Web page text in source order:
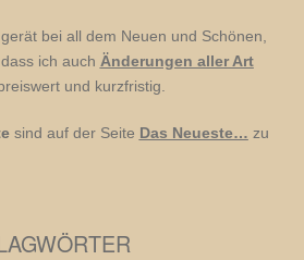
bei all dem Neuen und Schönen,
ich auch Änderungen aller Art
und kurzfristig.
sind auf der Seite Das Neueste… zu